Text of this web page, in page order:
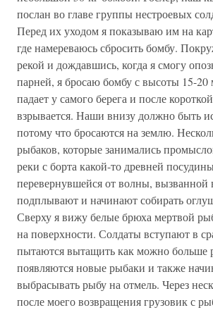
послан во главе группы нестроевых
Перед их уходом я показываю им на
где намереваюсь сбросить бомбу.
рекой и дождавшись, когда я смогу
парней, я бросаю бомбу с высоты 15-20
падает у самого берега и после
взрывается. Наши внизу должно быть
потому что бросаются на землю.
рыбаков, которые занимались
реки с борта какой-то древней
перевернувшейся от волны, вызванной
подплывают и начинают собирать
Сверху я вижу белые брюха мертвой
на поверхности. Солдаты вступают в
пытаются вытащить как можно больше
появляются новые рыбаки и также
выбрасывать рыбу на отмель. Через
после моего возвращения грузовик с